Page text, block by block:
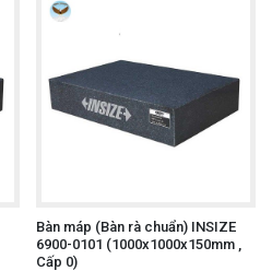
Bàn máp (Bàn rà chuẩn) INSIZE
6900-0101 (1000x1000x150mm ,
Cấp 0)